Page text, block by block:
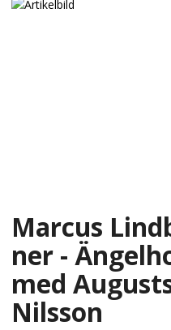
Marcus
ner -
med
Nilsson